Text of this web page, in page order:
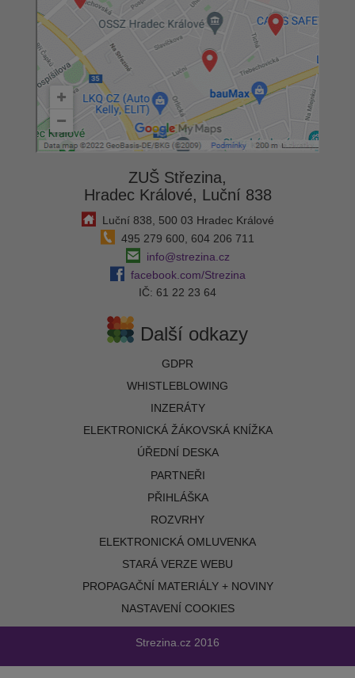
ZUŠ Střezina,
Hradec Králové, Luční 838
Luční 838, 500 03 Hradec Králové
495 279 600, 604 206 711
info@strezina.cz
facebook.com/Strezina
IČ: 61 22 23 64
Další odkazy
GDPR
WHISTLEBLOWING
INZERÁTY
ELEKTRONICKÁ ŽÁKOVSKÁ KNÍŽKA
ÚŘEDNÍ DESKA
PARTNEŘI
PŘIHLÁŠKA
ROZVRHY
ELEKTRONICKÁ OMLUVENKA
STARÁ VERZE WEBU
PROPAGAČNÍ MATERIÁLY + NOVINY
NASTAVENÍ COOKIES
Strezina.cz 2016